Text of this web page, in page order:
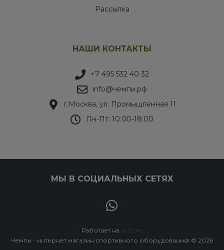
Рассылка
НАШИ КОНТАКТЫ
+7 495 532 40 32
info@чемпи.рф
г.Москва, ул. Промышленная 11
Пн-Пт: 10:00-18:00
МЫ В СОЦИАЛЬНЫХ СЕТЯХ
Работает на ocStore
Чемпи - интернет магазин спортивного оборудования! © 2026